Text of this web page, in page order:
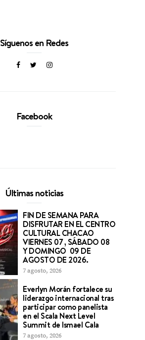
Síguenos en Redes
Facebook
Últimas noticias
FIN DE SEMANA PARA
DISFRUTAR EN EL CENTRO
CULTURAL CHACAO
VIERNES 07 , SÁBADO 08
Y DOMINGO 09 DE
AGOSTO DE 2026.
7 agosto, 2026
Everlyn Morán fortalece su
liderazgo internacional tras
participar como panelista
en el Scala Next Level
Summit de Ismael Cala
7 agosto, 2026